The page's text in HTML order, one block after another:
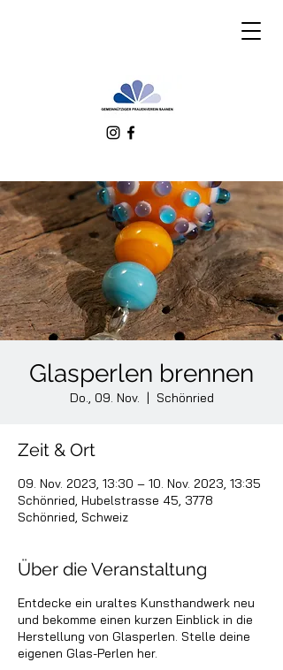
Glasperlen brennen
Do., 09. Nov.
  |
Schönried
Zeit & Ort
09. Nov. 2023, 13:30 – 10. Nov. 2023, 13:35
Schönried, Hubelstrasse 45, 3778
Schönried, Schweiz
Über die Veranstaltung
Entdecke ein uraltes Kunsthandwerk neu
und bekomme einen kurzen Einblick in die
Herstellung von Glasperlen. Stelle deine
eigenen Glas-Perlen her.